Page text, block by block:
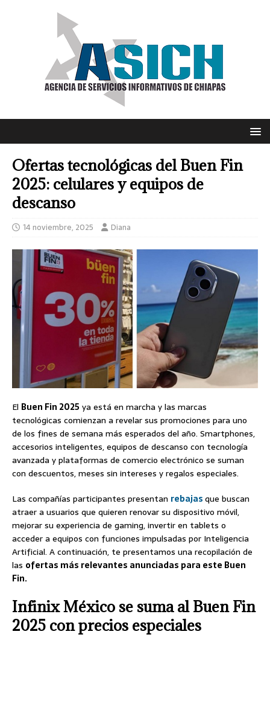
Ofertas tecnológicas del Buen Fin
2025: celulares y equipos de
descanso
14 noviembre, 2025 Diana
El Buen Fin 2025 ya está en marcha y las marcas
tecnológicas comienzan a revelar sus promociones para uno
de los fines de semana más esperados del año. Smartphones,
accesorios inteligentes, equipos de descanso con tecnología
avanzada y plataformas de comercio electrónico se suman
con descuentos, meses sin intereses y regalos especiales.
Las compañías participantes presentan rebajasque buscan
atraer a usuarios que quieren renovar su dispositivo móvil,
mejorar su experiencia de gaming, invertir en tablets o
acceder a equipos con funciones impulsadas por Inteligencia
Artificial. A continuación, te presentamos una recopilación de
las ofertas más relevantes anunciadas para este Buen
Fin.
Infinix México se suma al Buen Fin
2025 con precios especiales